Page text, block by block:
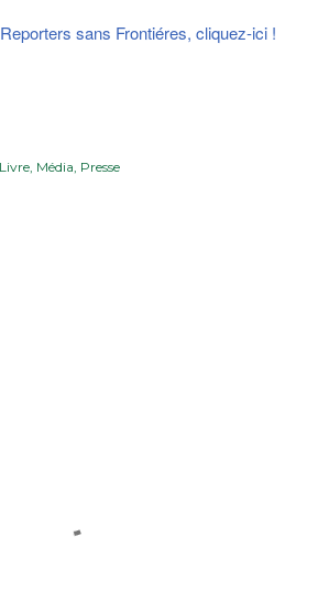
sans Frontiéres, cliquez-ici !
Livre Média Presse